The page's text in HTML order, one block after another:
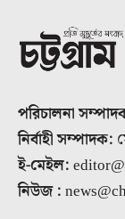
পরিচালনা
নির্বাহী সম্পাদক:
ই-মেইল:
নিউজ :